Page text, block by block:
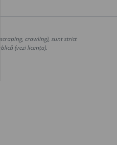
crawling), sunt strict
(vezi licența).